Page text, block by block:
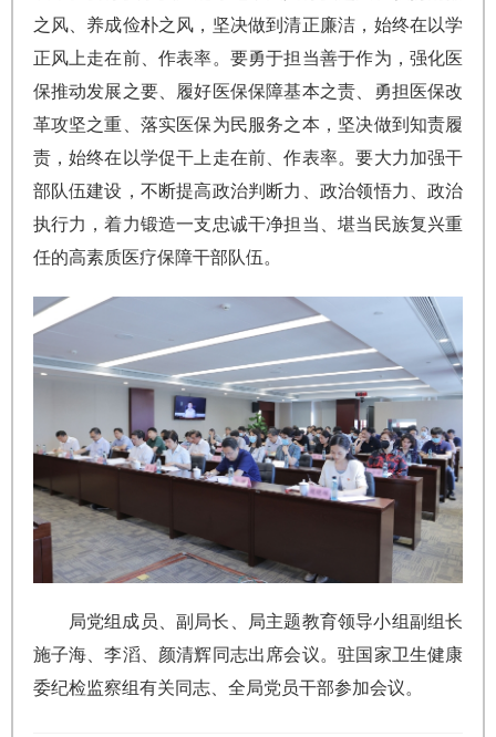
之风、养成俭朴之风，坚决做到清正廉洁，始终在以学
正风上走在前、作表率。要勇于担当善于作为，强化医
保推动发展之要、履好医保保障基本之责、勇担医保改
革攻坚之重、落实医保为民服务之本，坚决做到知责履
责，始终在以学促干上走在前、作表率。要大力加强干
部队伍建设，不断提高政治判断力、政治领悟力、政治
执行力，着力锻造一支忠诚干净担当、堪当民族复兴重
任的高素质医疗保障干部队伍。
局党组成员、副局长、局主题教育领导小组副组长
施子海、李滔、颜清辉同志出席会议。驻国家卫生健康
委纪检监察组有关同志、全局党员干部参加会议。